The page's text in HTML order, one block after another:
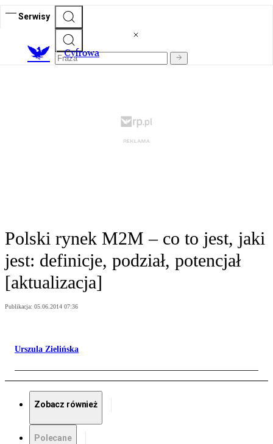
Serwisy
Cyfrowa
Polski rynek M2M – co to jest, jaki
jest: definicje, podział, potencjał
[aktualizacja]
Publikacja: 05.06.2014 07:36
Urszula Zielińska
Zobacz również
Polecane